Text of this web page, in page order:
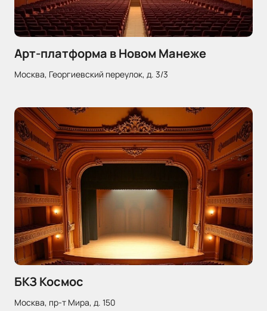
Арт-платформа в Новом Манеже
Москва, Георгиевский переулок, д. 3/3
БКЗ Космос
Москва, пр-т Мира, д. 150